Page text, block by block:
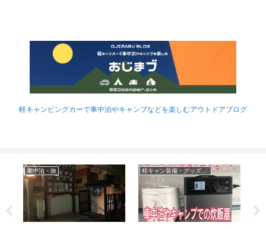
軽キャンピングカーで車中泊やキャンプなどを楽しむアウトドアブログ
車中泊・旅 軽キャン装備・グッズなど